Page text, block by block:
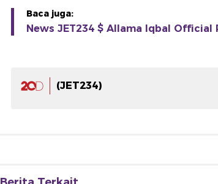
Baca juga:
News JET234 $ Allama Iqbal
(JET234)